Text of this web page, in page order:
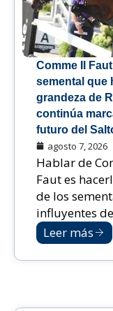
Comme Il
semental que
grandeza de
continúa
futuro del
agosto 7, 2026
Hablar de
Faut es
de los
influyentes
Leer más